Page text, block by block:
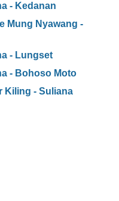
- Kedanan
Mung Nyawang -
- Lungset
- Bohoso Moto
Kiling - Suliana